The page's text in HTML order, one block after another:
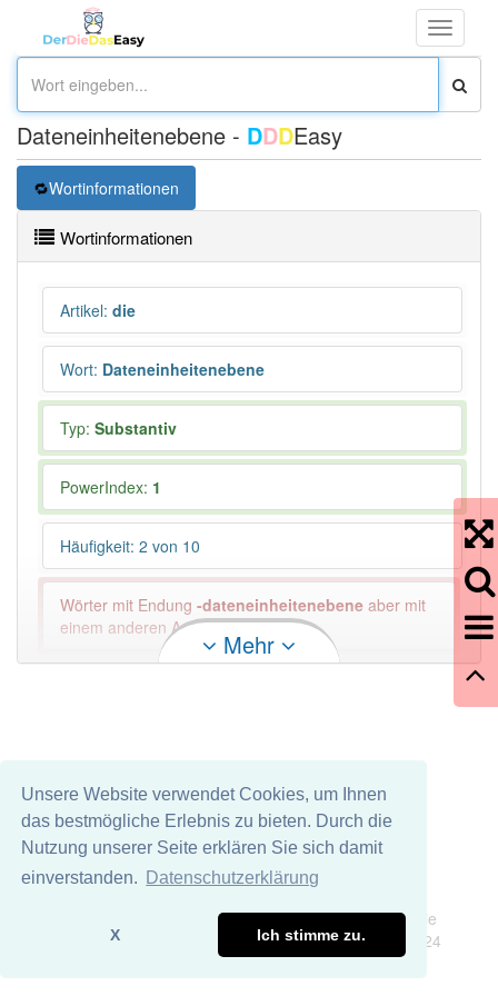
Unsere Website verwendet Cookies, um Ihnen
das bestmögliche Erlebnis zu bieten. Durch die
Nutzung unserer Seite erklären Sie sich damit
einverstanden.
Datenschutzerklärung
X Ich stimme zu.
Toggle
Dateneinheitenebene - DDDEasy
Wortinformationen
Wortinformationen
Artikel: die
Wort: Dateneinheitenebene
Typ: Substantiv
PowerIndex: 1
Häufigkeit: 2 von 10
Wörter mit Endung -dateneinheitenebene aber mit
einem anderen Artikel: -1
Mehr
Wir übernehmen keine Garantie und keine Haftung für die
Richtigkeit und Vollständigkeit dieser Seite. DDDEasy 2024